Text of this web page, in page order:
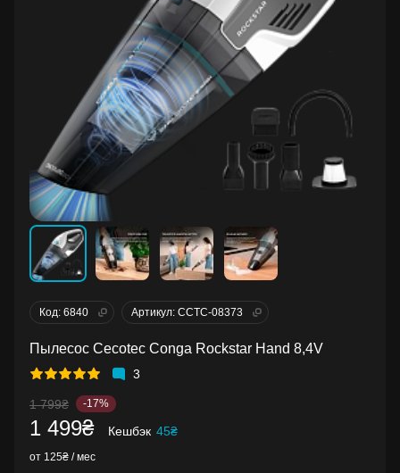
Код: 6840 Артикул: CCTC-08373
Пылесос Cecotec Conga Rockstar Hand 8,4V
3
1 799₴ -17%
1 499₴ Кешбэк 45₴
от 125₴ / мес